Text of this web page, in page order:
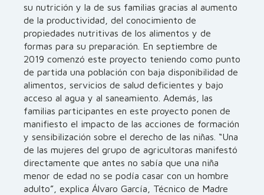
su nutrición y la de sus familias gracias al aumento
de la productividad, del conocimiento de
propiedades nutritivas de los alimentos y de
formas para su preparación. En septiembre de
2019 comenzó este proyecto teniendo como punto
de partida una población con baja disponibilidad de
alimentos, servicios de salud deficientes y bajo
acceso al agua y al saneamiento. Además, las
familias participantes en este proyecto ponen de
manifiesto el impacto de las acciones de formación
y sensibilización sobre el derecho de las niñas. “Una
de las mujeres del grupo de agricultoras manifestó
directamente que antes no sabía que una niña
menor de edad no se podía casar con un hombre
adulto”, explica Álvaro García, Técnico de Madre